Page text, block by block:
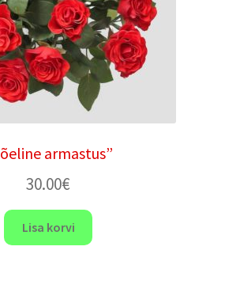
armastus”
30.00€
Lisa korvi